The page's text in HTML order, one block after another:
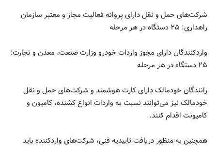
شرکت‌های حمل و نقل دارای پروانه فعالیت مجاز و معتبر سازمان
راهداری: ۲۵ دستگاه در هر مرحله
واردکنندگان دارای مجوز واردات خودرو وزارت صنعت، معدن و تجارت:
۲۵ دستگاه در هر مرحله
رانندگان خودمالک دارای کارت هوشمند و شرکت‌های حمل و نقل
خودمالک نیز می‌توانند نسبت به واردات انواع کشنده، کامیون و
کامیونت اقدام کنند.
همچنین به منظور دریافت تاییدیه فنی، شرکت‌های واردکننده باید